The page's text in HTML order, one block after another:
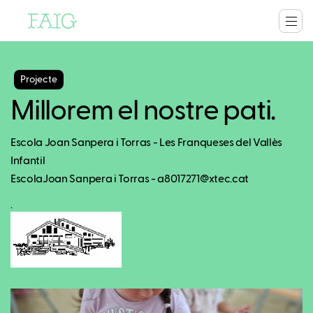
Projecte
Millorem el nostre pati.
Escola Joan Sanpera i Torras - Les Franqueses del Vallès
Infantil
EscolaJoan Sanpera i Torras - a8017271@xtec.cat
.